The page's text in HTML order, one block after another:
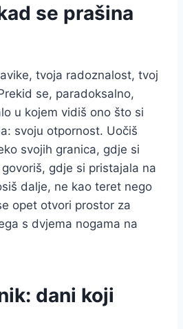
se prašina
tvoja radoznalost, tvoj
se, paradoksalno,
u kojem vidiš ono što si
svoju otpornost. Uočiš
svojih granica, gdje si
gdje si pristajala na
dalje, ne kao teret nego
opet otvori prostor za
s dvjema nogama na
dani koji